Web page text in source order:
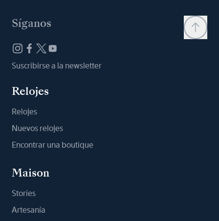
Síganos
Suscribirse a la newsletter
Relojes
Relojes
Nuevos relojes
Encontrar una boutique
Maison
Stories
Artesanía